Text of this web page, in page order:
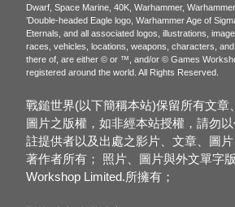
Dwarf, Space Marine, 40K, Warhammer,
’Double-headed Eagle logo, Warhammer Age of
Eternals, and all associated logos, illustrations,
races, vehicles, locations, weapons, characters,
there of, are either © or ™, and/or © Games
registered around the world. All Rights Reserved.
戰鎚世界(以下簡稱本站)保留所有文章
圖片之版權，如非經本站授權，請勿
註提供者以及出處之影片、文章、圖
著作者所有； 照片、圖片與外文單字
Workshop Limited.所擁有；